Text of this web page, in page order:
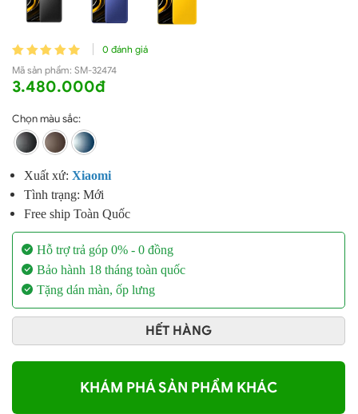
0 đánh giá
Mã sản phẩm: SM-32474
3.480.000đ
Chọn màu sắc:
Xuất xứ: Xiaomi
Tình trạng: Mới
Free ship Toàn Quốc
Hỗ trợ trả góp 0% - 0 đồng
Bảo hành 18 tháng toàn quốc
Tặng dán màn, ốp lưng
HẾT HÀNG
KHÁM PHÁ SẢN PHẨM KHÁC